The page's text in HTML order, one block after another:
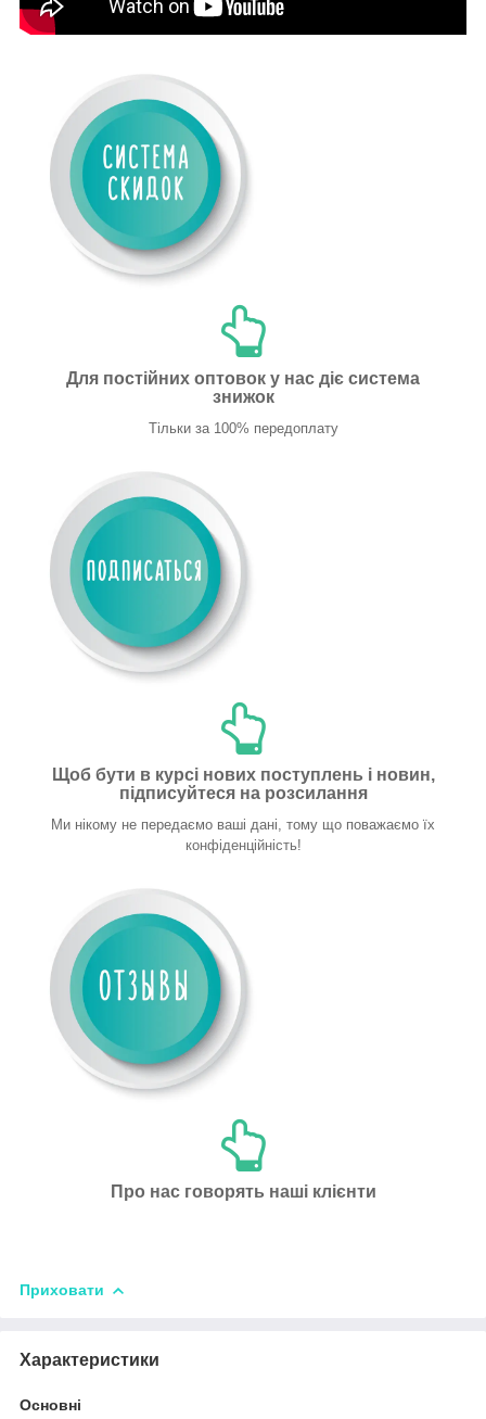
Для постійних оптовок у нас діє система
знижок
Тільки за 100% передоплату
Щоб бути в курсі нових поступлень і новин,
підписуйтеся на розсилання
Ми нікому не передаємо ваші дані, тому що поважаємо їх
конфіденційність!
Про нас говорять наші клієнти
Приховати
Характеристики
Основні